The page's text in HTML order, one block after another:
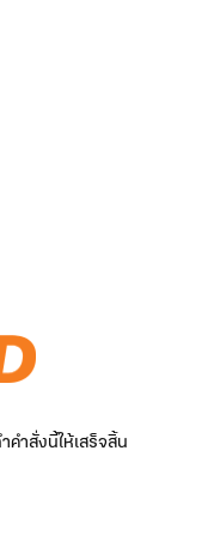
ำสั่งนี้ให้เสร็จสิ้น